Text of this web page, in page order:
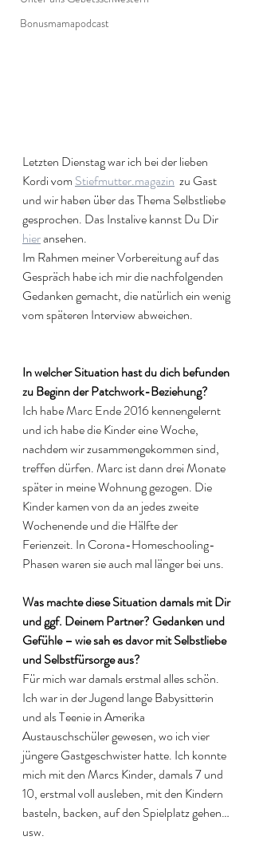
Bonusmamapodcast
Letzten Dienstag war ich bei der lieben
Kordi vom Stiefmutter.magazin
  zu Gast
und wir haben über das Thema Selbstliebe
gesprochen. Das Instalive kannst Du Dir
hier ansehen.
Im Rahmen meiner Vorbereitung auf das
Gespräch habe ich mir die nachfolgenden
Gedanken gemacht, die natürlich ein wenig
vom späteren Interview abweichen.
In welcher Situation hast du dich befunden
zu Beginn der Patchwork-Beziehung?
Ich habe Marc Ende 2016 kennengelernt
und ich habe die Kinder eine Woche,
nachdem wir zusammengekommen sind,
treffen dürfen. Marc ist dann drei Monate
später in meine Wohnung gezogen. Die
Kinder kamen von da an jedes zweite
Wochenende und die Hälfte der
Ferienzeit. In Corona-Homeschooling-
Phasen waren sie auch mal länger bei uns.
Was machte diese Situation damals mit Dir
und ggf. Deinem Partner? Gedanken und
Gefühle – wie sah es davor mit Selbstliebe
und Selbstfürsorge aus?
Für mich war damals erstmal alles schön.
Ich war in der Jugend lange Babysitterin
und als Teenie in Amerika
Austauschschüler gewesen, wo ich vier
jüngere Gastgeschwister hatte. Ich konnte
mich mit den Marcs Kinder, damals 7 und
10, erstmal voll ausleben, mit den Kindern
basteln, backen, auf den Spielplatz gehen…
usw.